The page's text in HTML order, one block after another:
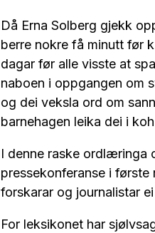
Då Erna Solberg gjekk
berre nokre få minutt før
dagar før alle visste at
naboen i oppgangen om
og dei veksla ord om
barnehagen leika dei i
I denne raske ordlæringa
pressekonferanse i
forskarar og journalistar
For leksikonet har